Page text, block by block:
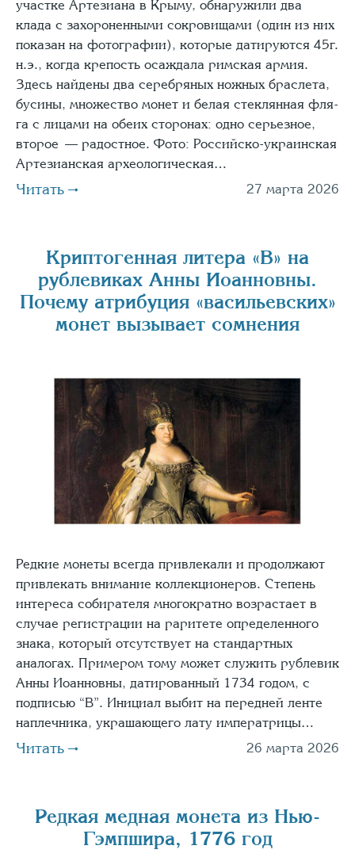
участке Артезиана в Крыму, обнаружили два
клада с захороненными сокровищами (один из них
показан на фотографии), которые датируются 45г.
н.э., когда крепость осажда­ла рим­ская армия.
Здесь най­де­ны два сереб­ря­ных нож­ных брас­ле­та,
буси­ны, мно­же­ство монет и белая стек­лян­ная фля­
га с лица­ми на обе­их сто­ро­нах: одно серь­ез­ное,
вто­рое — радост­ное. Фото: Рос­сий­ско-укра­ин­ская
Арте­зи­ан­ская архео­ло­ги­че­ская…
Читать 27 марта 2026
Криптогенная литера «В» на
рублевиках Анны Иоанновны.
Почему атрибуция «васильевских»
монет вызывает сомнения
Редкие монеты всегда привлекали и про­должают
привлекать внимание коллекционе­ров. Степень
интереса собирателя много­кратно возрастает в
случае регистрации на раритете определенного
знака, который отсутствует на стандартных
аналогах. Примером тому может служить рублевик
Анны Иоанновны, датированный 1734 годом, с
подписью “В”. Инициал выбит на передней ленте
наплечника, украшающего лату императрицы…
Читать 26 марта 2026
Редкая медная монета из Нью-
Гэмпшира, 1776 год